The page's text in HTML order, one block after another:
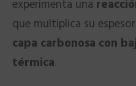
experimenta una
que multiplica su
capa carbonosa con
térmica.